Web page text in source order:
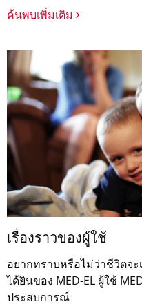
ค้นพบเพิ่มเติม
เรื่องราวของผู้ใช้
อยากทราบหรือไม่ว่าชีวิตจ
ได้ยินของ MED-EL ผู้ใช้
ประสบการณ์